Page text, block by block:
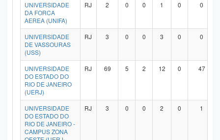
UNIVERSIDADE
DA FORCA
AEREA (UNIFA)
RJ 2 0 0 1 0 0
UNIVERSIDADE
DE VASSOURAS
(USS)
RJ 3 0 0 3 0 0
UNIVERSIDADE
DO ESTADO DO
RIO DE JANEIRO
(UERJ)
RJ 69 5 2 12 0 47
UNIVERSIDADE
DO ESTADO DO
RIO DE JANEIRO -
CAMPUS ZONA
RJ 3 0 0 2 0 1